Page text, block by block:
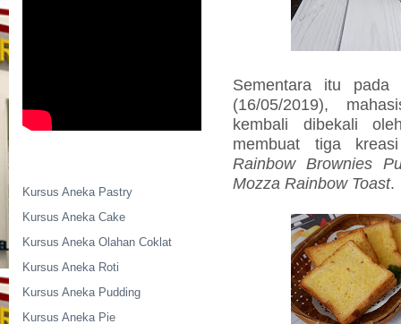
Kursus Aneka Pastry
Kursus Aneka Cake
Kursus Aneka Olahan Coklat
Kursus Aneka Roti
Kursus Aneka Pudding
Kursus Aneka Pie
Sementara itu pada
(16/05/2019),
kembali dibekali
membuat tiga
Rainbow Brownies
Mozza Rainbow Toast.